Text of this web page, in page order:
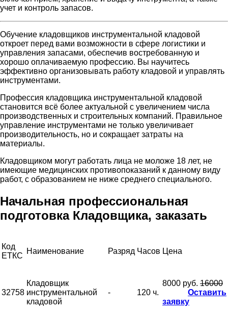
учет и контроль запасов.
Обучение кладовщиков инструментальной кладовой
откроет перед вами возможности в сфере логистики и
управления запасами, обеспечив востребованную и
хорошо оплачиваемую профессию. Вы научитесь
эффективно организовывать работу кладовой и управлять
инструментами.
Профессия кладовщика инструментальной кладовой
становится всё более актуальной с увеличением числа
производственных и строительных компаний. Правильное
управление инструментами не только увеличивает
производительность, но и сокращает затраты на
материалы.
Кладовщиком могут работать лица не моложе 18 лет, не
имеющие медицинских противопоказаний к данному виду
работ, с образованием не ниже среднего специального.
Начальная профессиональная
подготовка Кладовщика, заказать
Код
ЕТКС
Наименование Разряд Часов Цена
32758
Кладовщик
инструментальной
кладовой
- 120 ч.
8000 руб. 16000
Оставить
заявку